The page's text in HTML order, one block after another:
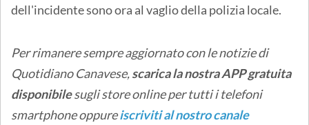
dell'incidente sono ora al vaglio della polizia locale.
Per rimanere sempre aggiornato con le notizie di
Quotidiano Canavese,scarica la nostra APP gratuita
disponibilesugli store onlineper tutti i telefoni
smartphone oppureiscriviti al nostro canale